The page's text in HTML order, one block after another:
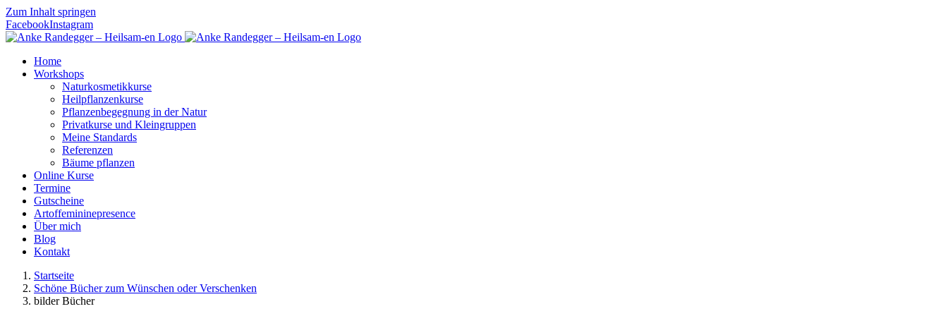
Zum Inhalt springen
FacebookInstagram
Home
Workshops
Naturkosmetikkurse
Heilpflanzenkurse
Pflanzenbegegnung in der Natur
Privatkurse und Kleingruppen
Meine Standards
Referenzen
Bäume pflanzen
Online Kurse
Termine
Gutscheine
Artoffemininepresence
Über mich
Blog
Kontakt
Startseite
Schöne Bücher zum Wünschen oder Verschenken
bilder Bücher